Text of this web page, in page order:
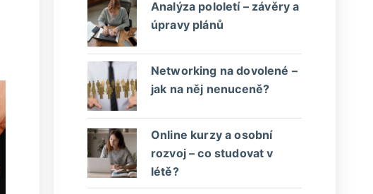
Analýza pololetí – závěry a
úpravy plánů
Networking na dovolené –
jak na něj nenuceně?
Online kurzy a osobní
rozvoj – co studovat v
létě?